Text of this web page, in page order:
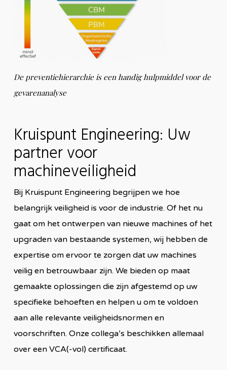
De preventiehierarchie is een handig hulpmiddel voor de
gevarenanalyse
Kruispunt Engineering: Uw
partner voor
machineveiligheid
Bij Kruispunt Engineering begrijpen we hoe
belangrijk veiligheid is voor de industrie. Of het nu
gaat om het ontwerpen van nieuwe machines of het
upgraden van bestaande systemen, wij hebben de
expertise om ervoor te zorgen dat uw machines
veilig en betrouwbaar zijn. We bieden op maat
gemaakte oplossingen die zijn afgestemd op uw
specifieke behoeften en helpen u om te voldoen
aan alle relevante veiligheidsnormen en
voorschriften. Onze collega’s beschikken allemaal
over een VCA(-vol) certificaat.